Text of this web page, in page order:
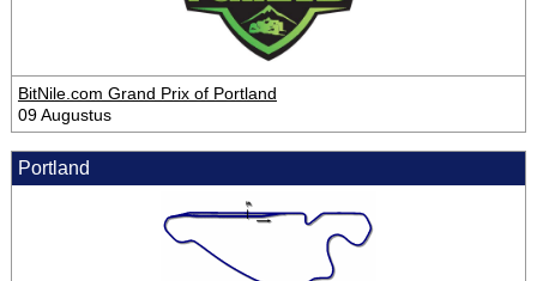
BitNile.com Grand Prix of Portland
09 Augustus
Portland